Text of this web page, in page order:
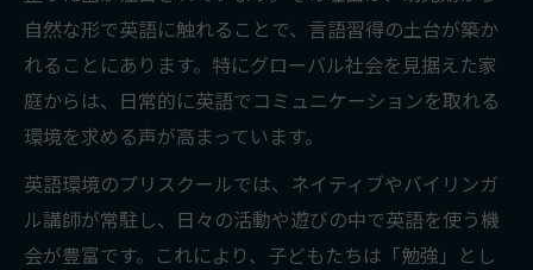
自然な形で英語に触れることで、言語習得の土台が築か
れることにあります。特にグローバル社会を見据えた家
庭からは、日常的に英語でコミュニケーションを取れる
環境を求める声が高まっています。
英語環境のプリスクールでは、ネイティブやバイリンガ
ル講師が常駐し、日々の活動や遊びの中で英語を使う機
会が豊富です。これにより、子どもたちは「勉強」とし